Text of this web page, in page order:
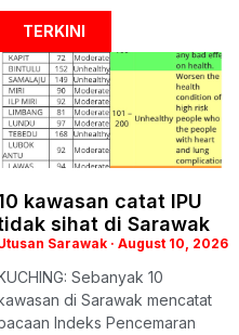
TERKINI
kawasan catat IPU
sihat di Sarawak
Sarawak August 10, 2026
Sebanyak 10
di Sarawak mencatat
Indeks Pencemaran